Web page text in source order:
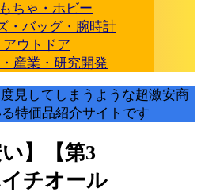
ちゃ・ホビー
・バッグ・腕時計
ウトドア
産業・研究開発
見してしまうような超激安商
特価品紹介サイトです
い】【第3
チオール